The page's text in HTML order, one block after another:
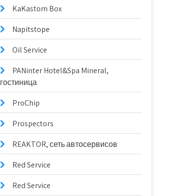
KaKastom Box
Napitstope
Oil Service
PANinter Hotel&Spa Mineral,
гостиница
ProChip
Prospectors
REAKTOR, сеть автосервисов
Red Service
Red Service